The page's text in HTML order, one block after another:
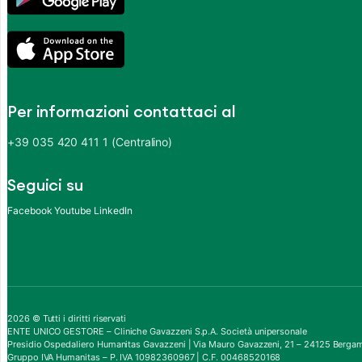
Per informazioni contattaci al
+39 035 420 411 1 (Centralino)
Seguici su
Facebook Youtube LinkedIn
2026 © Tutti i diritti riservati
ENTE UNICO GESTORE – Cliniche Gavazzeni S.p.A. Società unipersonale
Presidio Ospedaliero Humanitas Gavazzeni | Via Mauro Gavazzeni, 21 – 24125
Gruppo IVA Humanitas – P. IVA 10982360967 | C.F. 00468520168